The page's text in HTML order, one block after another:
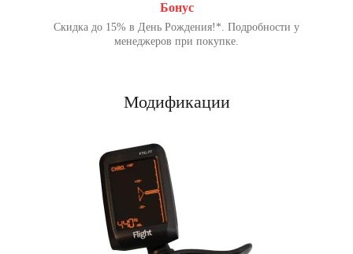
Бонус
Скидка до 15% в День Рождения!*. Подробности у
менеджеров при покупке.
Модификации